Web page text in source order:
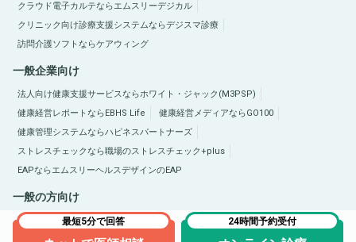
最短5分で回答 24時間予約受付
クラウド電子カルテならエムスリーデジカル
クリニック向け診療支援システムならデジスマ診療
訪問介護ソフトならケアウィング
一般企業向け
法人向け健康支援サービスならホワイト・ジャック(M3PSP)
健康経営レポートならEBHS Life
健康経営メディアならGO100
健康管理システムならハピネスパートナーズ
ストレスチェックなら職場のストレスチェック+plus
EAPならエムスリーヘルスデザインのEAP
一般の方向け
医療総合サイトQLife（キューライフ） 肥満症総合サイトならひまんラボ